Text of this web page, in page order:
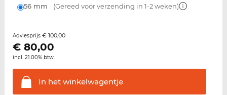
56 mm (Gereed voor verzending in 1-2 weken)
Adviesprijs € 100,00
€ 80,00
incl. 21.00% btw.
In hetwinkelwagentje